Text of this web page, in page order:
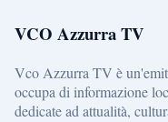
VCO Azzurra TV
Vco Azzurra TV è
occupa di informazione
dedicate ad attualità,